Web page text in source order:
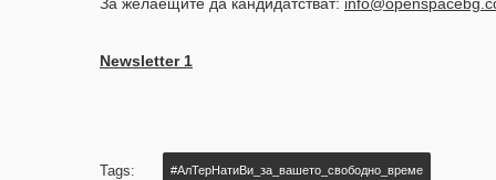
Newsletter 1
Tags: #‎АлТерНатиВи_за_вашето_свободно_време‬